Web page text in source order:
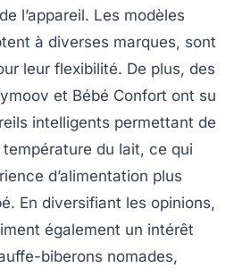
de l’appareil. Les modèles
à diverses marques, sont
leur flexibilité. De plus, des
et Bébé Confort ont su
intelligents permettant de
du lait, ce qui
d’alimentation plus
En diversifiant les opinions,
également un intérêt
biberons nomades,